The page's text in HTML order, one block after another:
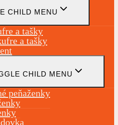
CHILD MENU
a tašky
a tašky
CHILD MENU
peňaženky